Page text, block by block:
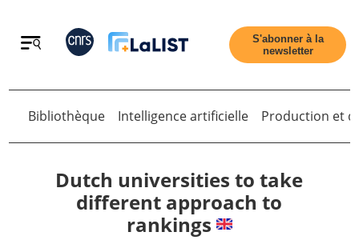
Retour
S'abonner à la
newsletter
Bibliothèque Intelligence artificielle Production et
Dutch universities to take
different approach to
rankings